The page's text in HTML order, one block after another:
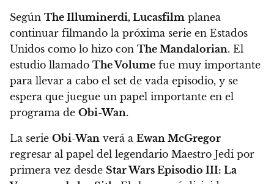
Según The Illuminerdi, Lucasfilm planea
continuar filmando la próxima serie en Estados
Unidos como lo hizo con The Mandalorian. El
estudio llamado The Volume fue muy importante
para llevar a cabo el set de vada episodio, y se
espera que juegue un papel importante en el
programa de Obi-Wan.
La serie Obi-Wan verá a Ewan McGregor
regresar al papel del legendario Maestro Jedi por
primera vez desde Star Wars Episodio III: La